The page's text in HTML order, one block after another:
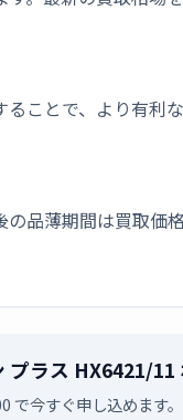
ことで、より有利
品薄期間は買取価
ラス HX6421/
今すぐ申し込めます。